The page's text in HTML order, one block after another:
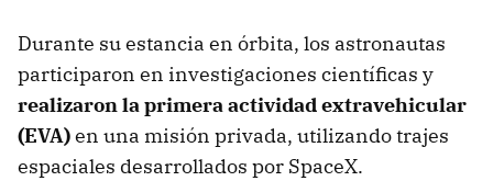
Durante su estancia en órbita, los astronautas
participaron en investigaciones científicas y
realizaron la primera actividad extravehicular
(EVA)en una misión privada, utilizando trajes
espaciales desarrollados por SpaceX.